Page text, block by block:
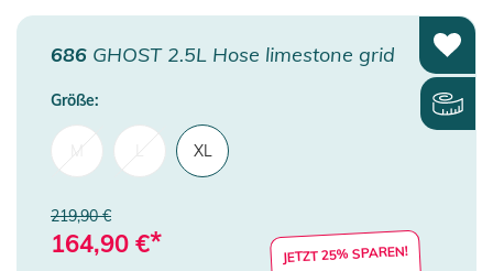
686 GHOST 2.5L Hose limestone grid
Größe:
XL
219,90 €
164,90 €* JETZT 25% SPAREN!